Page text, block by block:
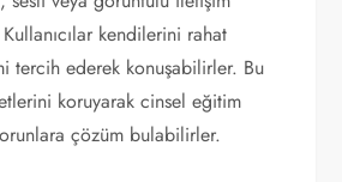
kendilerini rahat
tercih ederek konuşabilirler. Bu
koruyarak cinsel eğitim
çözüm bulabilirler.